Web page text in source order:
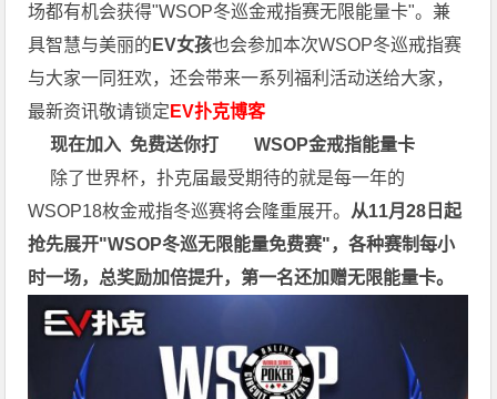
场都有机会获得"WSOP冬巡金戒指赛无限能量卡"。兼
具智慧与美丽的 EV女孩也会参加本次WSOP冬巡戒指赛
与大家一同狂欢，还会带来一系列福利活动送给大家，
最新资讯敬请锁定 EV扑克博客
现在加入免费送你打
WSOP金戒指能量卡
除了世界杯，扑克届最受期待的就是每一年的
WSOP18枚金戒指冬巡赛将会隆重展开。 从11月28日起
抢先展开"WSOP冬巡无限能量免费赛"，各种赛制每小
时一场，总奖励加倍提升，第一名还加赠无限能量卡。